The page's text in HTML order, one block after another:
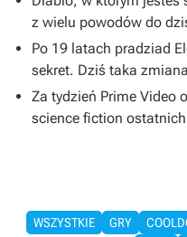
z wielu powodów do
Po 19 latach pradziad
sekret. Dziś taka
Za tydzień Prime Video
science fiction
WSZYSTKIE GRY